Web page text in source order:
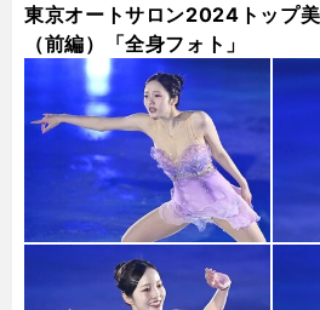
東京オートサロン2024トップ
（前編）「全身フォト」